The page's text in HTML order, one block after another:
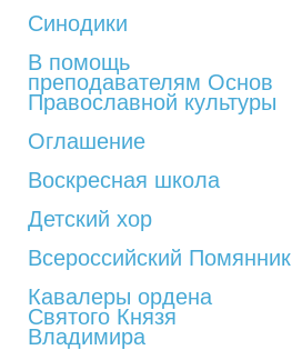
Синодики
В помощь
преподавателям Основ
Православной культуры
Оглашение
Воскресная школа
Детский хор
Всероссийский Помянник
Кавалеры ордена
Святого Князя
Владимира